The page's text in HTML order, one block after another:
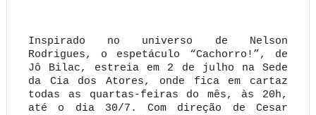
Inspirado no universo de Nelson
Rodrigues, o espetáculo “Cachorro!”, de
Jô Bilac, estreia em 2 de julho na Sede
da Cia dos Atores, onde fica em cartaz
todas as quartas-feiras do mês, às 20h,
até o dia 30/7.
Com direção de Cesar